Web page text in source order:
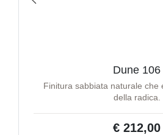
Dune 106
Finitura sabbiata naturale che
della radica.
€ 212,00